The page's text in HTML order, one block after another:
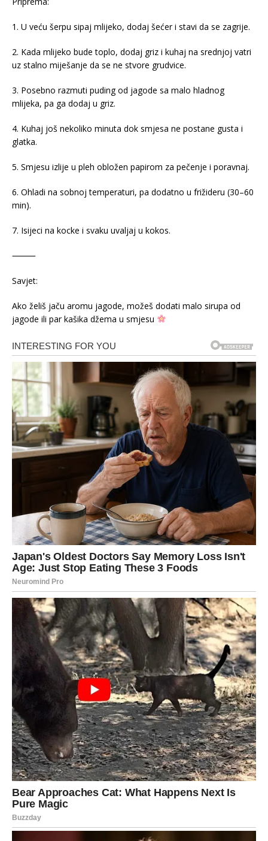
1. U veću šerpu sipaj mlijeko, dodaj šećer i stavi da se zagrije.
2. Kada mlijeko bude toplo, dodaj griz i kuhaj na srednjoj vatri
uz stalno miješanje da se ne stvore grudvice.
3. Posebno razmuti puding od jagode sa malo hladnog
mlijeka, pa ga dodaj u griz.
4. Kuhaj još nekoliko minuta dok smjesa ne postane gusta i
glatka.
5. Smjesu izlije u pleh obložen papirom za pečenje i poravnaj.
6. Ohladi na sobnoj temperaturi, pa dodatno u frižideru (30–60
min).
7. Isijeci na kocke i svaku uvaljaj u kokos.
⸻
Savjet:
Ako želiš jaču aromu jagode, možeš dodati malo sirupa od
jagode ili par kašika džema u smjesu